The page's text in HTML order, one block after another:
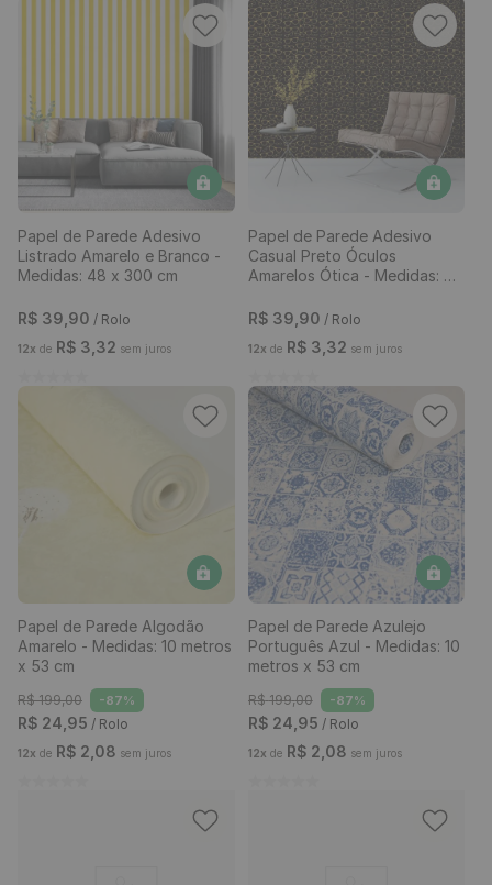
Papel de Parede Adesivo
Listrado Amarelo e Branco -
Medidas: 48 x 300 cm
R$ 39 90 / Rolo
12x de R$ 3 32 sem juros
Papel de Parede Adesivo
Casual Preto Óculos
Amarelos Ótica - Medidas: 48
R$ 39 90 / Rolo
12x de R$ 3 32 sem juros
Papel de Parede Algodão
Amarelo - Medidas: 10 metros
x 53 cm
R$ 199,00 -87%
R$ 24 95 / Rolo
12x de R$ 2 08 sem juros
Papel de Parede Azulejo
Português Azul - Medidas: 10
metros x 53 cm
R$ 199,00 -87%
R$ 24 95 / Rolo
12x de R$ 2 08 sem juros